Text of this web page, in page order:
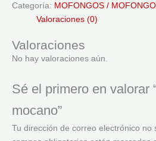
Categoría: MOFONGOS /
Valoraciones (0)
Valoraciones
No hay valoraciones aún.
Sé el primero en valorar
mocano”
Tu dirección de correo electrónico no